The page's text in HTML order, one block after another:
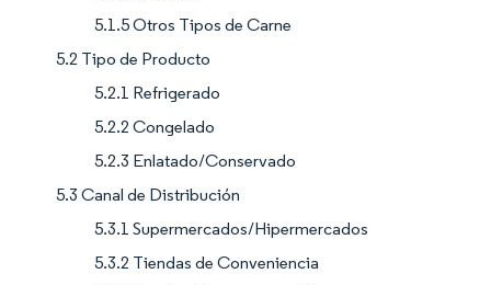
5.1.5 Otros Tipos de Carne
5.2 Tipo de Producto
5.2.1 Refrigerado
5.2.2 Congelado
5.2.3 Enlatado/Conservado
5.3 Canal de Distribución
5.3.1 Supermercados/Hipermercados
5.3.2 Tiendas de Conveniencia